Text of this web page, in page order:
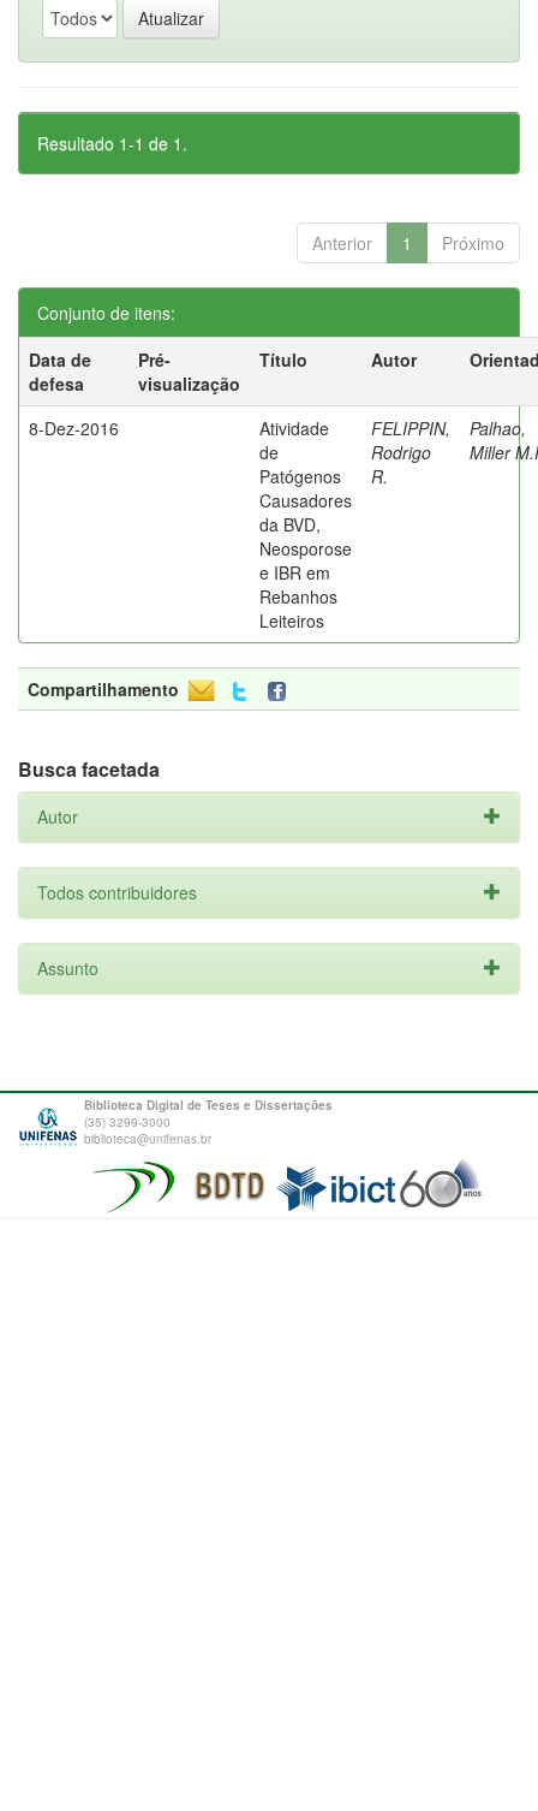
Resultado 1-1 de 1.
Anterior 1 Próximo
Conjunto de itens:
Data de
defesa
Pré-
visualização
Título Autor
8-Dez-2016
Atividade
de
Patógenos
Causadores
da BVD,
Neosporose
e IBR em
Rebanhos
Leiteiros
FELIPPIN,
Rodrigo
R.
Palhao,
Miller
Compartilhamento
Busca facetada
Autor
Todos contribuidores
Assunto
Biblioteca Digital de Teses e Dissertações
(35) 3299-3000
biblioteca@unifenas.br